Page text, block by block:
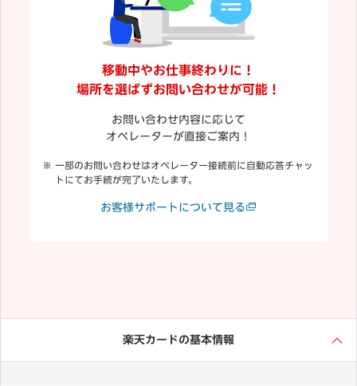
移動中やお仕事終わりに！
場所を選ばずお問い合わせが可能！
お問い合わせ内容に応じて
オペレーターが直接ご案内！
一部のお問い合わせはオペレーター接続前に自動応答チャッ
トにてお手続が完了いたします。
お客様サポートについて見る
楽天カードの基本情報